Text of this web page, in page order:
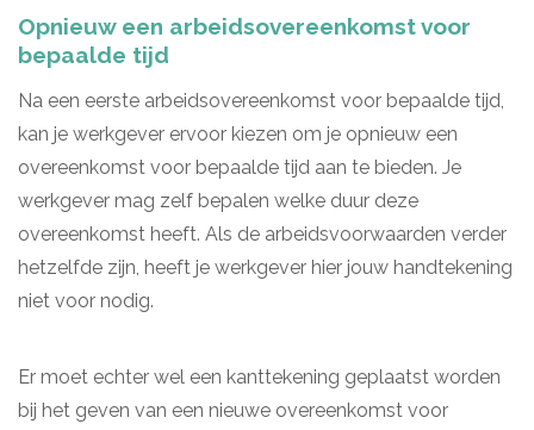
Opnieuw een arbeidsovereenkomst voor
bepaalde tijd
Na een eerste arbeidsovereenkomst voor bepaalde tijd,
kan je werkgever ervoor kiezen om je opnieuw een
overeenkomst voor bepaalde tijd aan te bieden. Je
werkgever mag zelf bepalen welke duur deze
overeenkomst heeft. Als de arbeidsvoorwaarden verder
hetzelfde zijn, heeft je werkgever hier jouw handtekening
niet voor nodig.
Er moet echter wel een kanttekening geplaatst worden
bij het geven van een nieuwe overeenkomst voor